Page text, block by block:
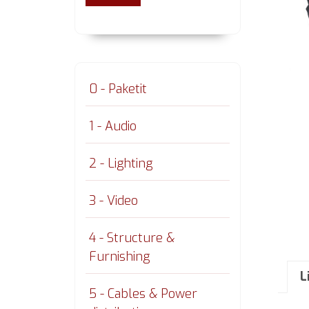
0 - Paketit
1 - Audio
2 - Lighting
3 - Video
4 - Structure &
Furnishing
5 - Cables & Power